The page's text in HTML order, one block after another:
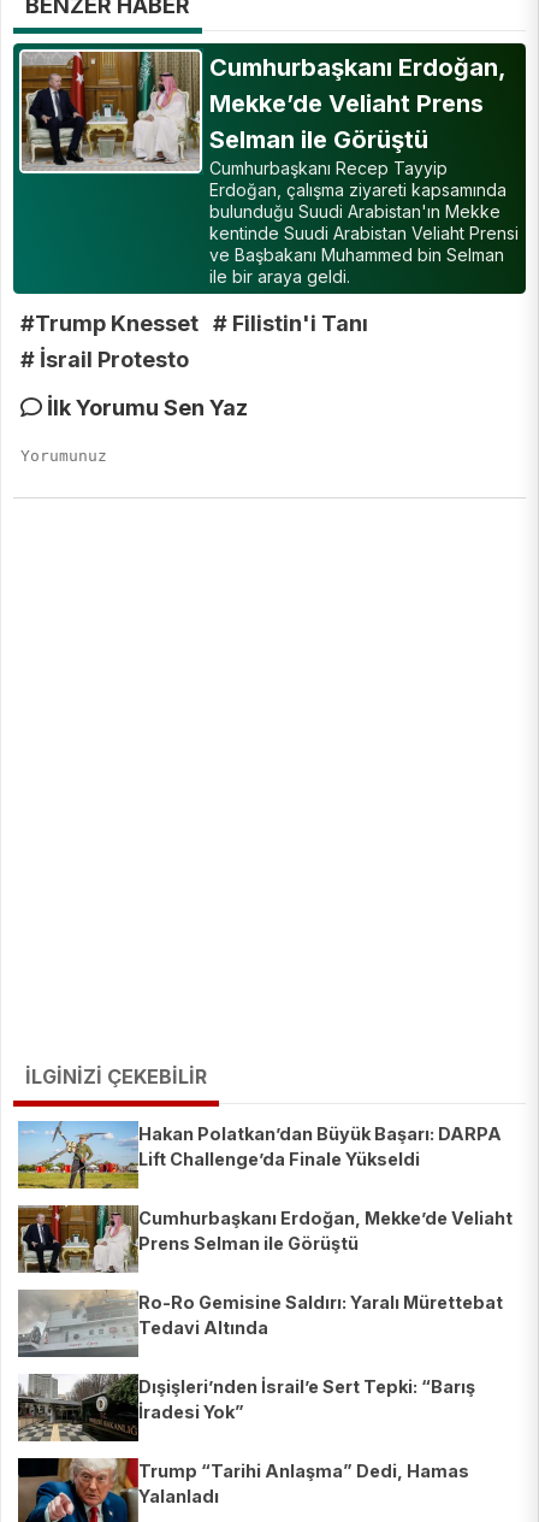
BENZER HABER
Cumhurbaşkanı Erdoğan,
Mekke’de Veliaht Prens
Selman ile Görüştü
Cumhurbaşkanı Recep Tayyip
Erdoğan, çalışma ziyareti kapsamında
bulunduğu Suudi Arabistan'ın Mekke
kentinde Suudi Arabistan Veliaht Prensi
ve Başbakanı Muhammed bin Selman
ile bir araya geldi.
#Trump Knesset # Filistin'i Tanı
# İsrail Protesto
İlk Yorumu Sen Yaz
İLGİNİZİ ÇEKEBİLİR
Hakan Polatkan’dan Büyük Başarı: DARPA
Lift Challenge’da Finale Yükseldi
Cumhurbaşkanı Erdoğan, Mekke’de Veliaht
Prens Selman ile Görüştü
Ro-Ro Gemisine Saldırı: Yaralı Mürettebat
Tedavi Altında
Dışişleri’nden İsrail’e Sert Tepki: “Barış
İradesi Yok”
Trump “Tarihi Anlaşma” Dedi, Hamas
Yalanladı